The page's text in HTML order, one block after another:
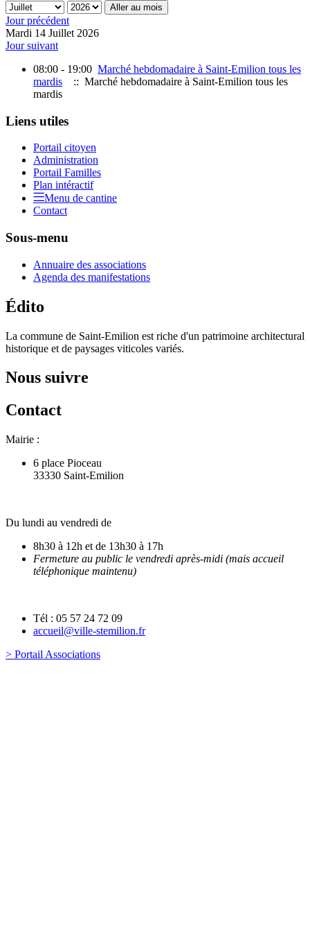
Aller au mois
Jour précédent
Mardi 14 Juillet 2026
Jour suivant
08:00 - 19:00 Marché hebdomadaire à Saint-Emilion tous les
mardis
:: Marché hebdomadaire à Saint-Emilion tous les
mardis
Liens utiles
Portail citoyen
Administration
Portail Familles
Plan intéractif
Menu de cantine
Contact
Sous-menu
Annuaire des associations
Agenda des manifestations
Édito
La commune de Saint-Emilion est riche d'un patrimoine architectural
historique et de paysages viticoles variés.
Nous suivre
Contact
Mairie :
6 place Pioceau
33330 Saint-Emilion
Du lundi au vendredi de
8h30 à 12h et de 13h30 à 17h
Fermeture au public le vendredi après-midi (mais accueil
téléphonique maintenu)
Tél : 05 57 24 72 09
accueil@ville-stemilion.fr
> Portail Associations